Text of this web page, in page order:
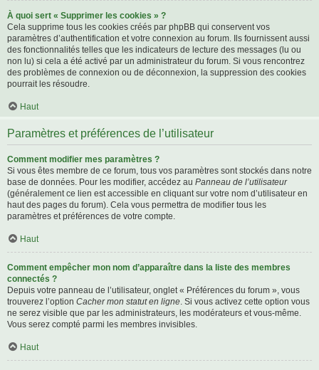
À quoi sert « Supprimer les cookies » ?
Cela supprime tous les cookies créés par phpBB qui conservent vos
paramètres d’authentification et votre connexion au forum. Ils fournissent aussi
des fonctionnalités telles que les indicateurs de lecture des messages (lu ou
non lu) si cela a été activé par un administrateur du forum. Si vous rencontrez
des problèmes de connexion ou de déconnexion, la suppression des cookies
pourrait les résoudre.
Haut
Paramètres et préférences de l’utilisateur
Comment modifier mes paramètres ?
Si vous êtes membre de ce forum, tous vos paramètres sont stockés dans notre
base de données. Pour les modifier, accédez au Panneau de l’utilisateur
(généralement ce lien est accessible en cliquant sur votre nom d’utilisateur en
haut des pages du forum). Cela vous permettra de modifier tous les
paramètres et préférences de votre compte.
Haut
Comment empêcher mon nom d’apparaître dans la liste des membres
connectés ?
Depuis votre panneau de l’utilisateur, onglet « Préférences du forum », vous
trouverez l’option Cacher mon statut en ligne. Si vous activez cette option vous
ne serez visible que par les administrateurs, les modérateurs et vous-même.
Vous serez compté parmi les membres invisibles.
Haut